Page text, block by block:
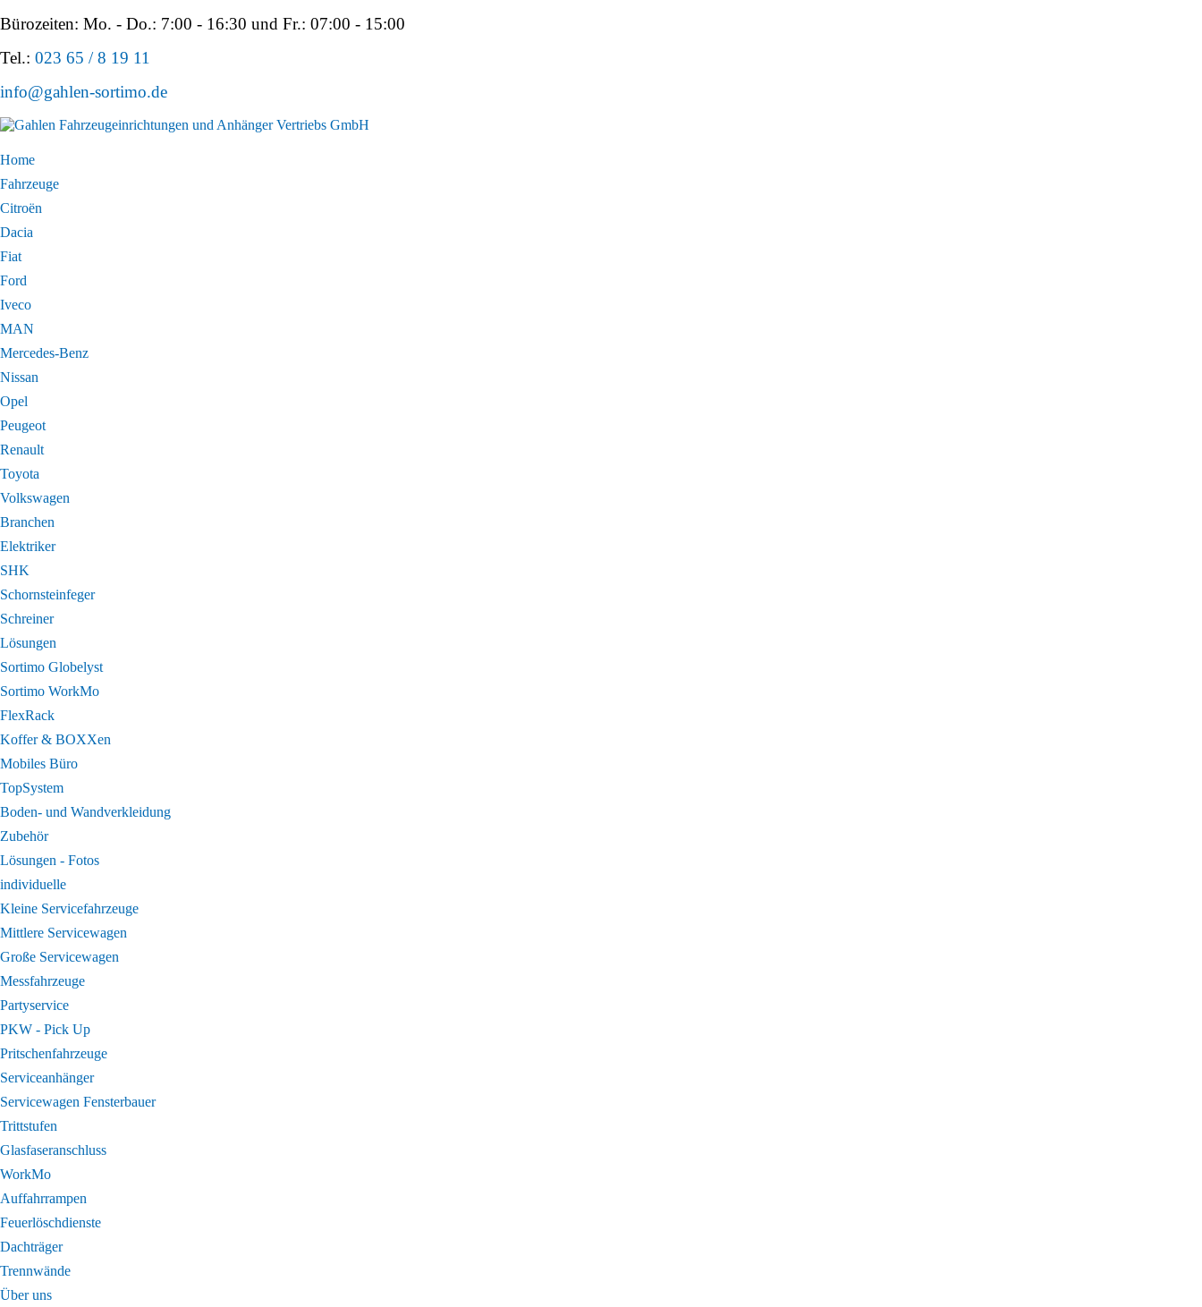
Bürozeiten: Mo. - Do.: 7:00 - 16:30 und Fr.: 07:00 - 15:00
Tel.: 023 65 / 8 19 11
info@gahlen-sortimo.de
Home
Fahrzeuge
Citroën
Dacia
Fiat
Ford
Iveco
MAN
Mercedes-Benz
Nissan
Opel
Peugeot
Renault
Toyota
Volkswagen
Branchen
Elektriker
SHK
Schornsteinfeger
Schreiner
Lösungen
Sortimo Globelyst
Sortimo WorkMo
FlexRack
Koffer & BOXXen
Mobiles Büro
TopSystem
Boden- und Wandverkleidung
Zubehör
Lösungen - Fotos
individuelle
Kleine Servicefahrzeuge
Mittlere Servicewagen
Große Servicewagen
Messfahrzeuge
Partyservice
PKW - Pick Up
Pritschenfahrzeuge
Serviceanhänger
Servicewagen Fensterbauer
Trittstufen
Glasfaseranschluss
WorkMo
Auffahrrampen
Feuerlöschdienste
Dachträger
Trennwände
Über uns